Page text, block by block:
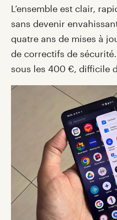
L’ensemble est clair,
sans devenir
quatre ans de mises à
de correctifs de
sous les 400 €, difficile